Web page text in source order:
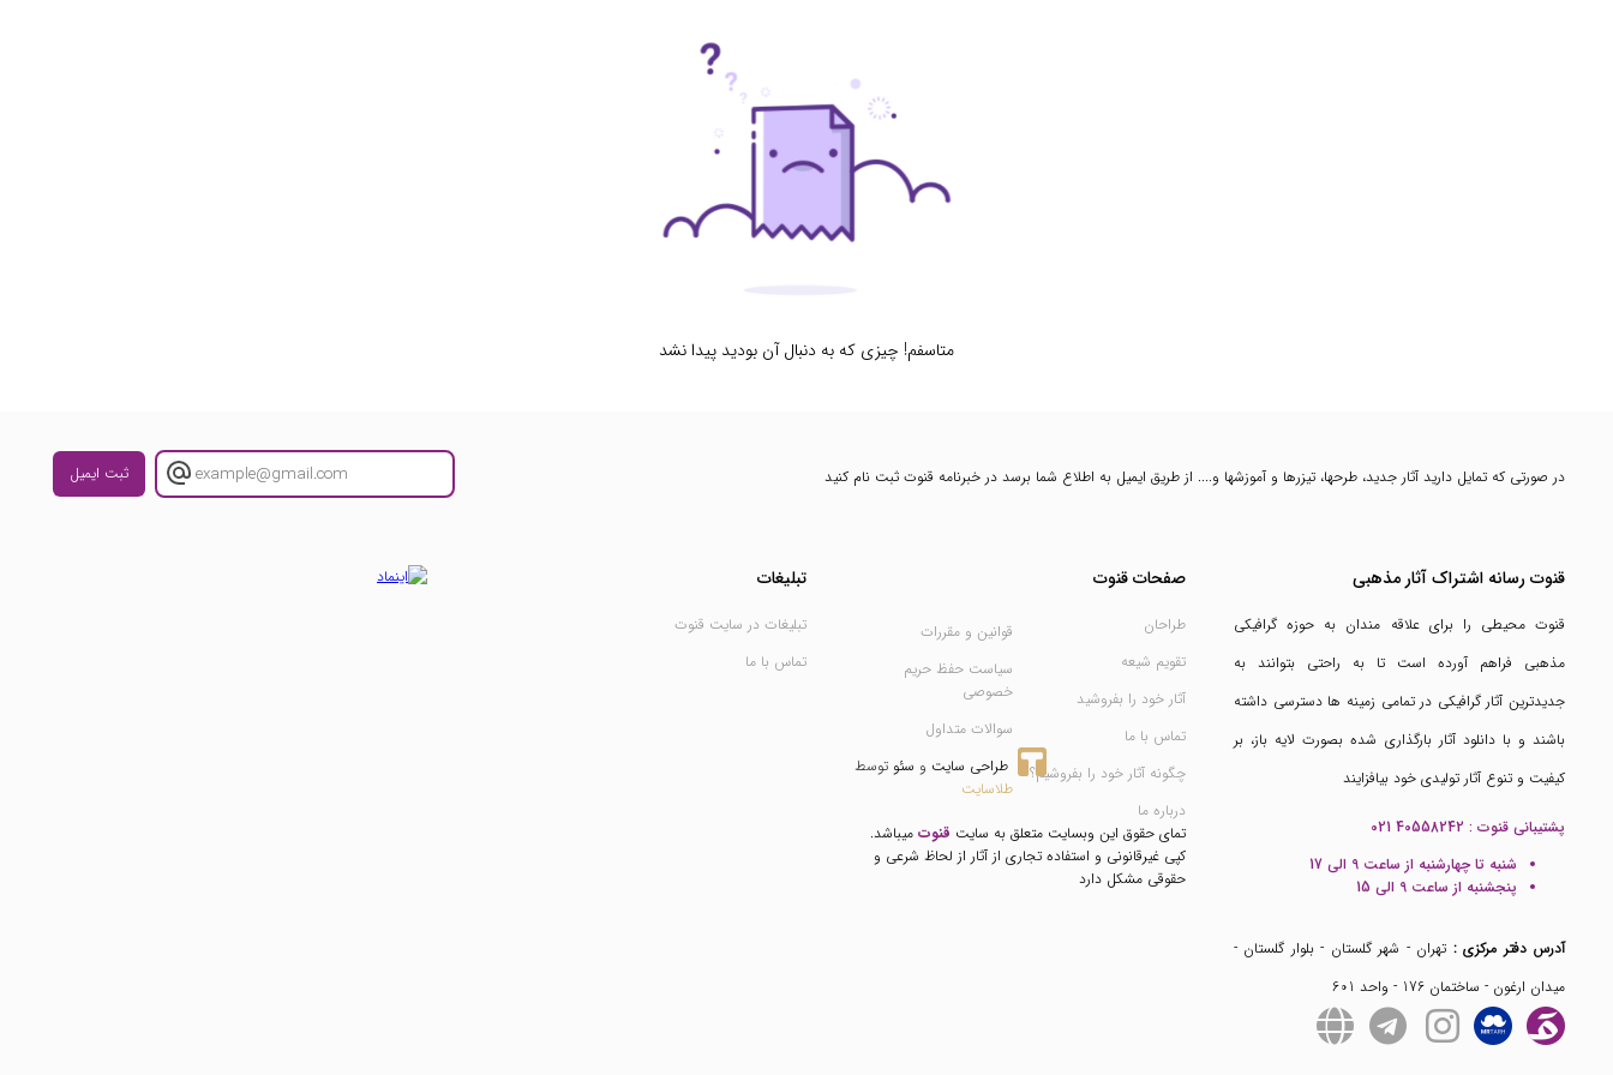
متاسفم! چیزی که به دنبال آن بودید پیدا نشد
در صورتی که تمایل دارید آثار جدید، طرحها، تیزرها و آموزشها و.... از طریق ایمیل به اطلاع شما برسد در خبرنامه قنوت ثبت نام کنید ثبت ایمیل
قنوت رسانه اشتراک آثار مذهبی
قنوت محیطی را برای علاقه مندان به حوزه گرافیکی
مذهبی فراهم آورده است تا به راحتی بتوانند به
جدیدترین آثار گرافیکی در تمامی زمینه ها دسترسی داشته
باشند و با دانلود آثار بارگذاری شده بصورت لایه باز، بر
کیفیت و تنوع آثار تولیدی خود بیافزایند
پشتیبانی قنوت : 021 40558242
شنبه تا چهارشنبه از ساعت 9 الی 17
پنجشنبه از ساعت 9 الی 15
آدرس دفتر مرکزی : تهران - شهر گلستان - بلوار گلستان -
میدان ارغون - ساختمان 176 - واحد 601
صفحات قنوت
طراحان
تقویم شیعه
آثار خود را بفروشید
تماس با ما
چگونه آثار خود را بفروشیم؟
درباره ما
قوانین و مقررات
سیاست حفظ حریم
خصوصی
سوالات متداول
طراحی سایت و سئو توسط
طلاسایت
تمای حقوق این وبسایت متعلق به سایت قنوت میباشد.
کپی غیرقانونی و استفاده تجاری از آثار از لحاظ شرعی و
حقوقی مشکل دارد
تبلیغات
تبلیغات در سایت قنوت
تماس با ما